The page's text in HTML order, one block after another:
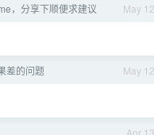
May 12
，分享下顺便求建议
May 12
差的问题
Apr 13